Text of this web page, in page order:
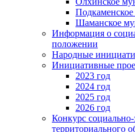
Шаманское
Информация о
положении
Народные
Инициативные
2023 год
2024 год
2025 год
2026 год
Конкурс
территориального